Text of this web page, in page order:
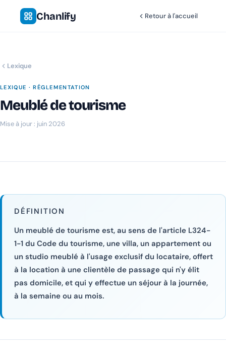
Chanlify Retour à l'accueil
Lexique
LEXIQUE · RÉGLEMENTATION
Meublé de tourisme
Mise à jour : juin 2026
DÉFINITION
Un meublé de tourisme est, au sens de l'article L324-
1-1 du Code du tourisme, une villa, un appartement ou
un studio meublé à l'usage exclusif du locataire, offert
à la location à une clientèle de passage qui n'y élit
pas domicile, et qui y effectue un séjour à la journée,
à la semaine ou au mois.
Hello! I'm the Chanlify assistant. How can I help?